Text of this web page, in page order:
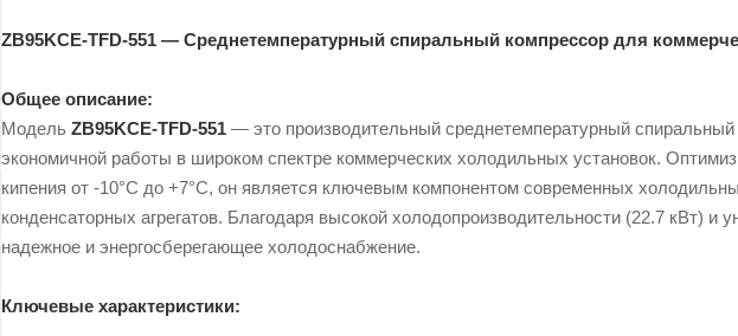
ZB95KCE-TFD-551 — Среднетемпературный спиральный компрессор для
Общее описание:
Модель ZB95KCE-TFD-551 — это производительный среднетемпературный
экономичной работы в широком спектре коммерческих холодильных установок.
кипения от -10°C до +7°C, он является ключевым компонентом современных
конденсаторных агрегатов. Благодаря высокой холодопроизводительности (22.7 кВт) и
надежное и энергосберегающее холодоснабжение.
Ключевые характеристики: